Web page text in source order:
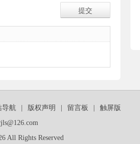
导航 版权声明 留言板
触屏版
All Rights Reserved